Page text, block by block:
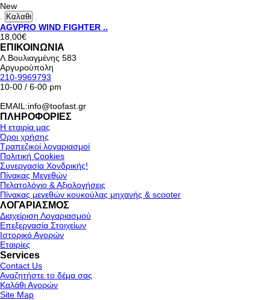
New
Καλαθι
AGVPRO WIND FIGHTER ..
18,00€
ΕΠΙΚΟΙΝΩΝΙΑ
Λ.Βουλιαγμένης 583
Αργυρούπολη
210-9969793
10-00 / 6-00 pm
EMAIL:info@toofast.gr
ΠΛΗΡΟΦΟΡΙΕΣ
Η εταιρία μας
Όροι χρήσης
Τραπεζικοί λογαριασμοί
Πολιτική Cookies
Συνεργασία Χονδρικής!
Πίνακας Μεγεθών
Πελατολόγιο & Αξιολογήσεις
Πίνακας μεγεθών κουκούλας μηχανής & scooter
ΛΟΓΑΡΙΑΣΜΟΣ
Διαχείριση Λογαριασμού
Επεξεργασία Στοιχείων
Ιστορικό Αγορών
Εταιρίες
Services
Contact Us
Αναζητήστε το δέμα σας
Καλάθι Αγορών
Site Map